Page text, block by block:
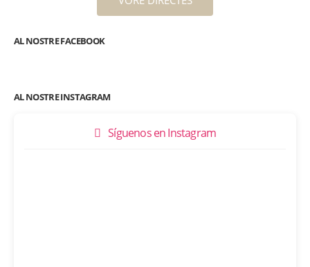
AL NOSTRE FACEBOOK
AL NOSTRE INSTAGRAM
Síguenos en Instagram